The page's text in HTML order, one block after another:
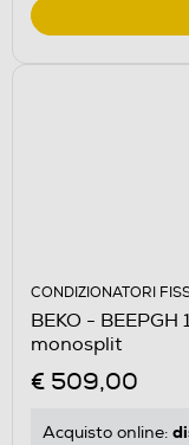
CONDIZIONATORI
BEKO -
monosplit
€ 509,00
Acquisto online: